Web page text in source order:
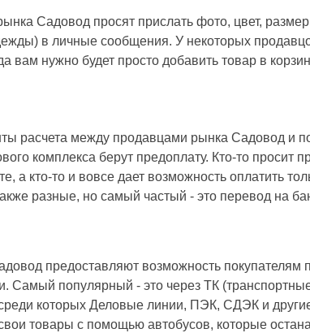
Садовод просят прислать фото, цвет,
в личные сообщения. У некоторых
вам нужно будет просто добавить товар в
расчета между продавцами рынка Садовод и
комплекса берут предоплату. Кто-то просит
а кто-то и вовсе дает возможность оплатить
разные, но самый частый - это перевод на
предоставляют возможность покупателям
Самый популярный - это через ТК
которых Деловые линии, ПЭК, СДЭК и
товары с помощью автобусов, которые